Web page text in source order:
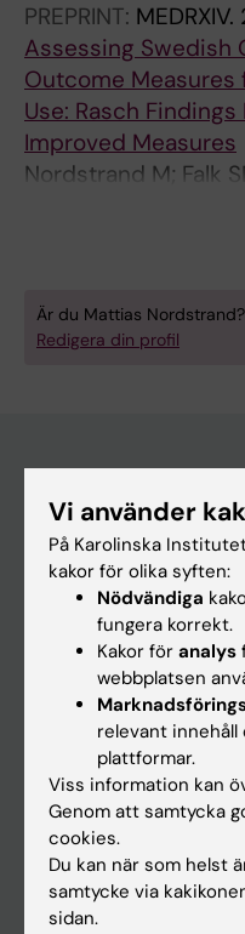
PREPRINT: MEDRXIV.
Assessing Swedish
Outcome Measures
Use: Rasch
Improved Measures
Nordstrand M; Falk
Är du Mattias Nordstrand?
Redigera din profil
Huvudmeny
Utbildning
Forskarutbildning
Forskning
Nyheter
Kalender
Student
Vi använder
På Karolinska
kakor för olika syften:
Nödvändiga
fungera korrekt.
Kakor för analys
webbplatsen
relevant
plattformar.
Viss information kan
Genom att samtycka
cookies.
Du kan när som helst
samtycke via
sidan.